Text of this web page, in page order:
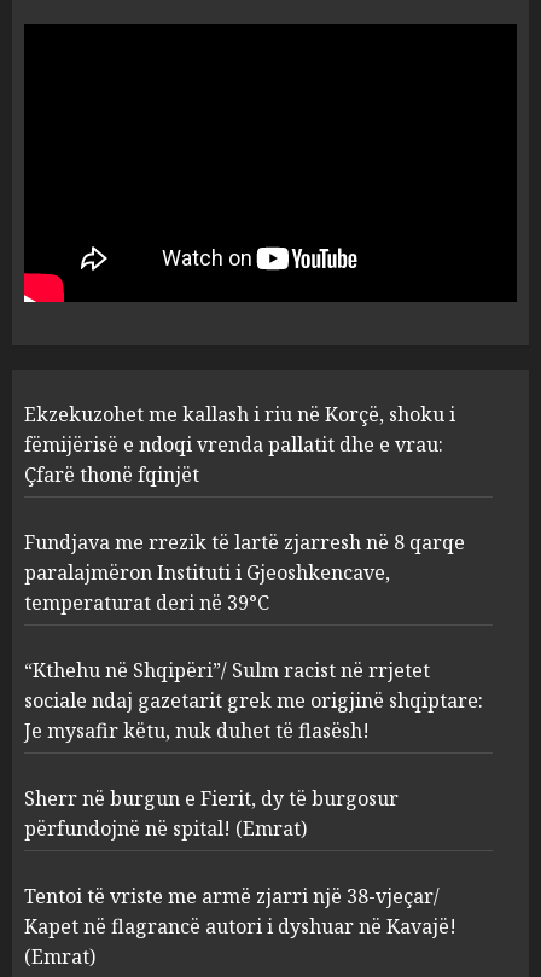
1
ndoqi vrenda pallatit dhe e
vrau: Çfarë thonë fqinjët
AUGUST 8, 2026
2
zjarresh në 8 qarqe
paralajmëron Instituti i
deri në 39°C
“Kthehu në Shqipëri”/ Sulm
racist në rrjetet sociale ndaj
gazetarit grek me origjinë
shqiptare: Je mysafir këtu,
nuk duhet të flasësh!
AUGUST 8, 2026
burgosur përfundojnë në
spital! (Emrat)
AUGUST 8, 2026
Ekzekuzohet me kallash i riu në Korçë, shoku i
fëmijërisë e ndoqi vrenda pallatit dhe e vrau:
Çfarë thonë fqinjët
Fundjava me rrezik të lartë zjarresh në 8 qarqe
paralajmëron Instituti i Gjeoshkencave,
temperaturat deri në 39°C
“Kthehu në Shqipëri”/ Sulm racist në rrjetet
sociale ndaj gazetarit grek me origjinë shqiptare:
Je mysafir këtu, nuk duhet të flasësh!
Sherr në burgun e Fierit, dy të burgosur
përfundojnë në spital! (Emrat)
Tentoi të vriste me armë zjarri një 38-vjeçar/
Kapet në flagrancë autori i dyshuar në Kavajë!
(Emrat)